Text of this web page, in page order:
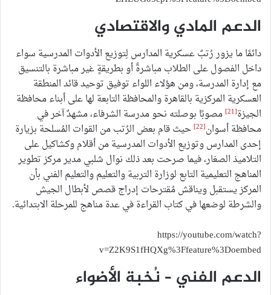
الدعم المادي والاقتصادي
دائمًا ما يزور رُتبٌ عسكرية المدارس لِتوزيع الأدوات المدرسية سواء
داخل الفصول على الطلاب مباشرةً أو بطريقةٍ غير مباشرة بالتنسيق
مع إدارة المدرسة، ومن هؤلاء اللواء توفيق توحيد قائد المنطقة
العسكرية المركزية بالقاهرة والمحافظة التابعة لها على أبناء محافظة
الجيزة[21]
مصوبًا بوصلته نحو مدرسة الشرفاء، مشهدٌ آخر في
محافظة أسوان[22]
حيث قام بعض الرُتب من القوات المُسلحة بزيارة
إحدى المدارس وتوزيع الأدوات المدرسية من أقلام وكشاكيل على
التلاميذ الصغار، فيما صرحت بعد ذلك نوال شلبي مدير مركز تطوير
المناهج ‎التعليمية التابع لوزارة التربية والتعليم والتعليم الفني بأن
المركز يستقبل ويناقش مُقترحات إدراج قصص لأبطال الجيش
والشرطة لوضعها في كتاب القراءة في عدة مناهج للمرحلة الابتدائية.
https://youtube.com/watch?
v=Z2K9S1fHQXg%3Ffeature%3Doembed
الدعم الفني – نُخبة الأضواء